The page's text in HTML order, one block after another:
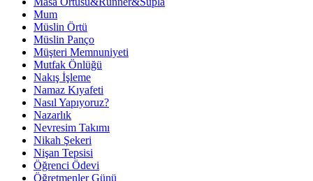
Mum
Müslin Örtü
Müslin Panço
Müşteri Memnuniyeti
Mutfak Önlüğü
Nakış İşleme
Namaz Kıyafeti
Nasıl Yapıyoruz?
Nazarlık
Nevresim Takımı
Nikah Şekeri
Nişan Tepsisi
Öğrenci Ödevi
Öğretmenler Günü